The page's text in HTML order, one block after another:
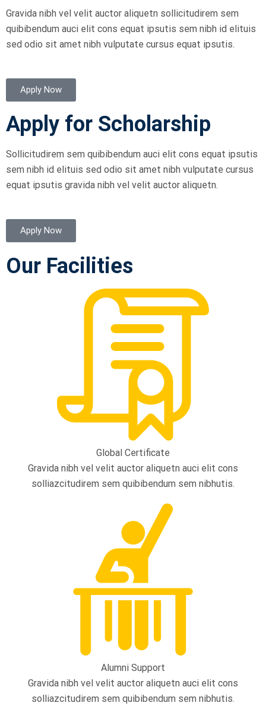
Gravida nibh vel velit auctor aliquetn sollicitudirem sem
quibibendum auci elit cons equat ipsutis sem nibh id elituis
sed odio sit amet nibh vulputate cursus equat ipsutis.
Apply Now
Apply for Scholarship
Sollicitudirem sem quibibendum auci elit cons equat ipsutis
sem nibh id elituis sed odio sit amet nibh vulputate cursus
equat ipsutis gravida nibh vel velit auctor aliquetn.
Apply Now
Our Facilities
Global Certificate
Gravida nibh vel velit auctor aliquetn auci elit cons
solliazcitudirem sem quibibendum sem nibhutis.
Alumni Support
Gravida nibh vel velit auctor aliquetn auci elit cons
solliazcitudirem sem quibibendum sem nibhutis.